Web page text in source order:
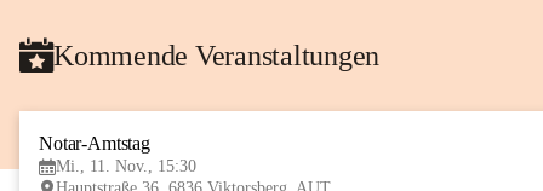
Kommende Veranstaltungen
Notar-Amtstag
Mi., 11. Nov., 15:30